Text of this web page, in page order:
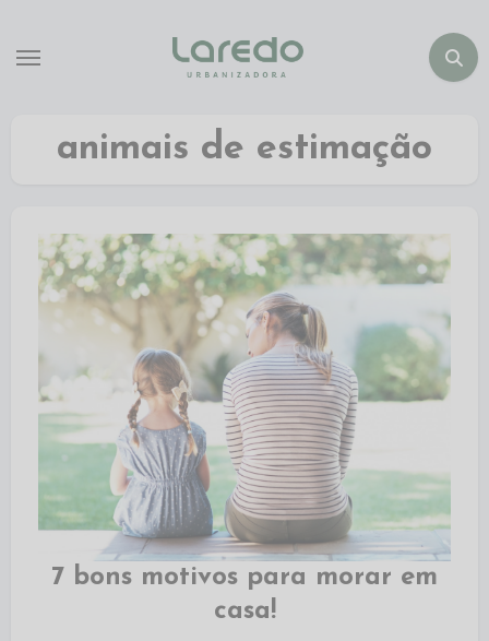
animais de estimação
7 bons motivos para morar em
casa!